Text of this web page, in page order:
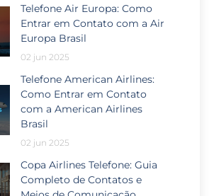
Telefone Air Europa: Como
Entrar em Contato com a Air
Europa Brasil
02 jun 2025
Telefone American Airlines:
Como Entrar em Contato
com a American Airlines
Brasil
02 jun 2025
Copa Airlines Telefone: Guia
Completo de Contatos e